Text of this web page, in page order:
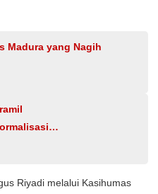
Madura yang Nagih
Riyadi melalui Kasihumas